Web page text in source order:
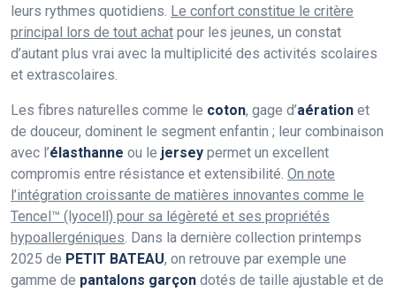
leurs rythmes quotidiens. Le confort constitue le critère
principal lors de tout achat pour les jeunes, un constat
d’autant plus vrai avec la multiplicité des activités scolaires
et extrascolaires.
Les fibres naturelles comme le coton, gage d’aération et
de douceur, dominent le segment enfantin ; leur combinaison
avec l’élasthanne ou le jersey permet un excellent
compromis entre résistance et extensibilité. On note
l’intégration croissante de matières innovantes comme le
Tencel™ (lyocell) pour sa légèreté et ses propriétés
hypoallergéniques. Dans la dernière collection printemps
2025 de PETIT BATEAU, on retrouve par exemple une
gamme de pantalons garçon dotés de taille ajustable et de